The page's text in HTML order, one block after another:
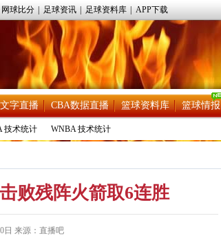
网球比分 足球资讯 足球资料库 APP下载
字直播 CBA数据直播 篮球资料库 篮球情报
技术统计 WNBA 技术统计
败残阵火箭取6连胜
日 来源：直播吧